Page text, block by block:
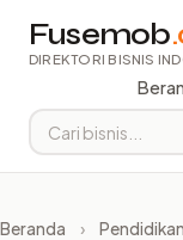
Fusemob
DIREKTORI BISNIS
Beranda ›